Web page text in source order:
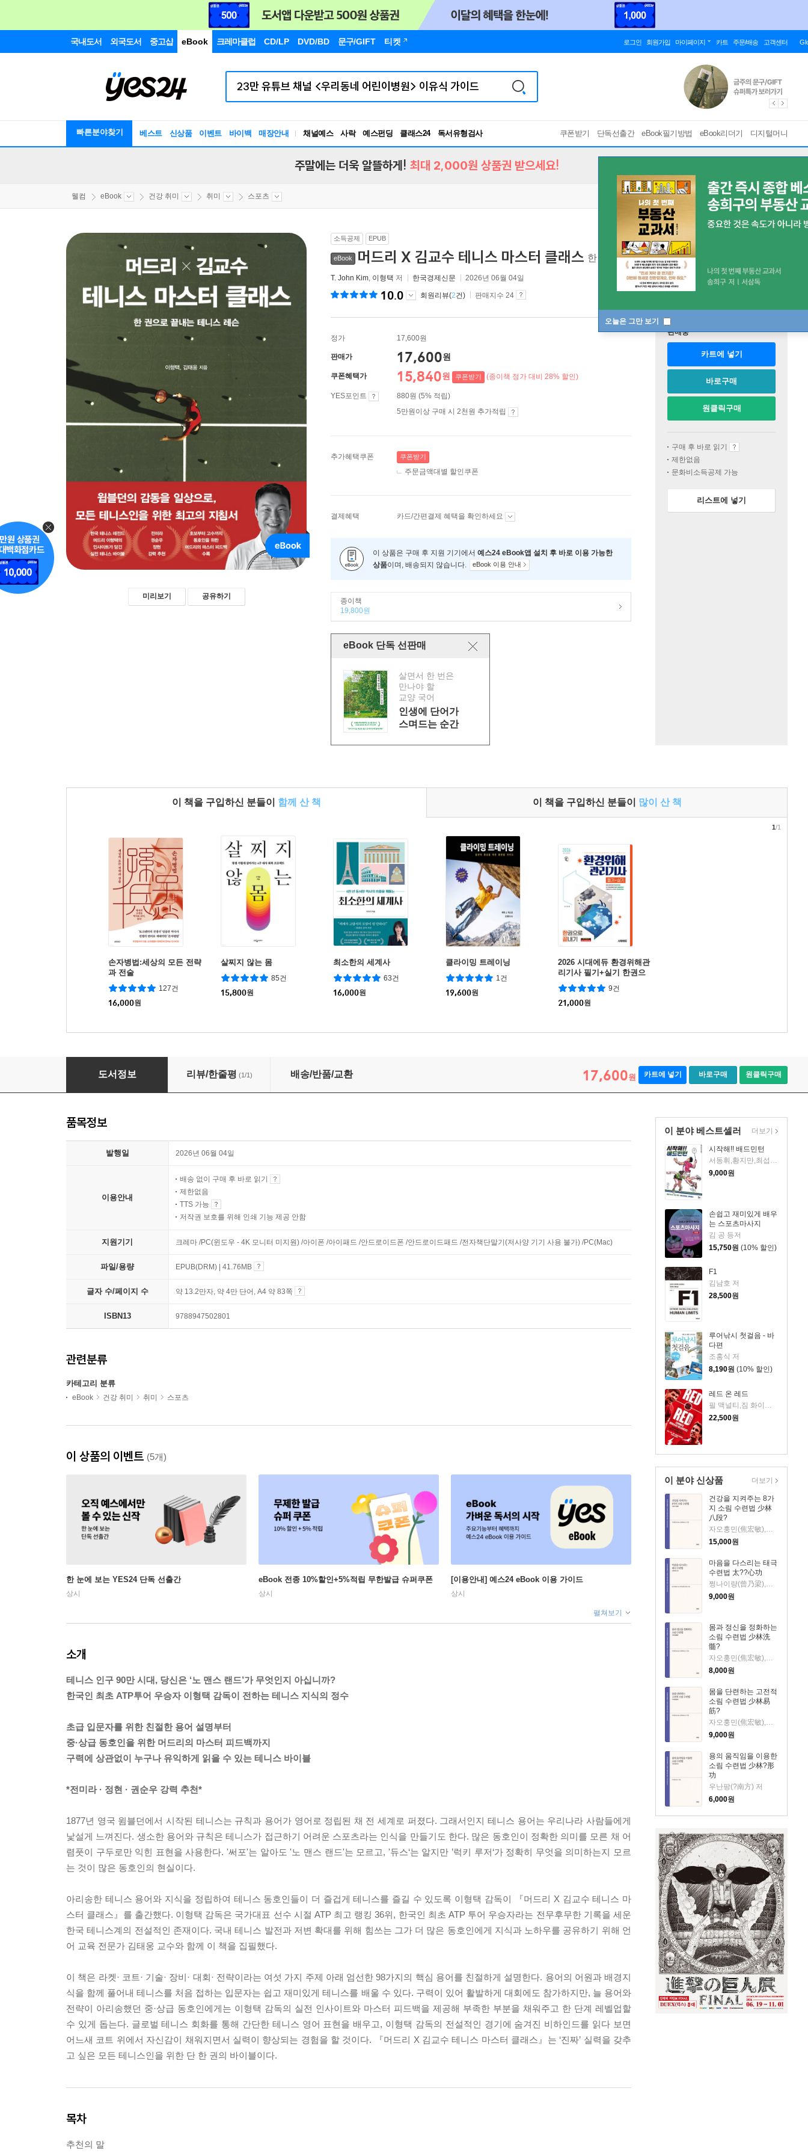
국내도서 외국도서 중고샵 eBook 크레마클럽 CD/LP DVD/BD 문구/GIFT 티켓 로그인 회원가입 마이페이지 카트 주문/배송 고객센터
빠른분야찾기 베스트 신상품 이벤트 바이백 매장안내 채널예스 사락 예스펀딩 클래스24
독서유형검사
RBTI Lab
쿠폰받기 단독선출간 eBook필기방법 eBook리더기 디지털머니
오늘은 그만 보기
주말에는 더욱 알뜰하게! 최대 2,000원 상품권 받으세요!
웰컴 eBook 건강 취미 취미 스포츠
미리보기 공유하기
소득공제 EPUB
eBook 머드리 X 김교수 테니스 마스터 클래스 한 권으로 끝내는 테니스 레슨
T. John Kim, 이형택 저 한국경제신문 2026년 06월 04일
10.0 회원리뷰(2건) 판매지수 24
정가 17,600원
판매가 17,600원
쿠폰혜택가 15,840원 쿠폰받기 (종이책 정가 대비 28% 할인)
YES포인트
880원 (5% 적립)
5만원이상 구매 시 2천원 추가적립
추가혜택쿠폰 쿠폰받기
주문금액대별 할인쿠폰
결제혜택 카드/간편결제 혜택을 확인하세요
이 상품은 구매 후 지원 기기에서 예스24 eBook앱 설치 후 바로 이용 가능한
상품이며, 배송되지 않습니다. eBook 이용 안내
종이책
19,800원
eBook 단독 선판매
살면서 한 번은
만나야 할
교양 국어
인생에 단어가
스며드는 순간
판매중
카트에 넣기
바로구매
원클릭구매
구매 후 바로 읽기
제한없음
문화비소득공제 가능
리스트에 넣기
이 책을 구입하신 분들이 함께 산 책 이 책을 구입하신 분들이 많이 산 책
손자병법:세상의 모든 전략
과 전술
127건
16,000원
살찌지 않는 몸
85건
15,800원
최소한의 세계사
63건
16,000원
클라이밍 트레이닝
1건
19,600원
2026 시대에듀 환경위해관
리기사 필기+실기 한권으
로 끝내기
9건
21,000원
1/1
머드리 X 김교수 테니스 마스터 클래스
도서정보 리뷰/한줄평 (1/1) 배송/반품/교환 17,600원 카트에 넣기 바로구매 원클릭구매
이 분야 베스트셀러
시작해!! 배드민턴
9,000원
손쉽고 재미있게 배우
는 스포츠마사지
김 공 등저
15,750원 (10% 할인)
F1
김남호 저
28,500원
루어낚시 첫걸음 - 바
다편
조홍식 저
8,190원 (10% 할인)
레드 온 레드
필 맥널티,짐 화이트 공저/홍재민 역
22,500원
더보기
이 분야 신상품
건강을 지켜주는 8가
지 소림 수련법 少林
八段?
자오훙민(焦宏敏),한젠윈(??云) 저
15,000원
마음을 다스리는 태극
수련법 太??心功
쩡나이량(曾乃梁),웨이샹롄(?香?) 저
9,000원
몸과 정신을 정화하는
소림 수련법 少林洗
髓?
자오훙민(焦宏敏),한젠윈(??云) 저
8,000원
몸을 단련하는 고전적
소림 수련법 少林易
筋?
자오훙민(焦宏敏),한젠윈(??云) 저
9,000원
용의 움직임을 이용한
소림 수련법 少林?形
功
우난팡(?南方) 저
6,000원
더보기
품목정보
발행일 2026년 06월 04일
이용안내
배송 없이 구매 후 바로 읽기
제한없음
TTS 가능
저작권 보호를 위해 인쇄 기능 제공 안함
지원기기 크레마 /PC(윈도우 - 4K 모니터 미지원) /아이폰 /아이패드 /안드로이드폰 /안드로이드패드 /전자책단말기(저사양 기기 사용 불가) /PC(Mac)
파일/용량 EPUB(DRM) | 41.76MB
글자 수/페이지 수 약 13.2만자, 약 4만 단어, A4 약 83쪽
ISBN13 9788947502801
관련분류
카테고리 분류
eBook 건강 취미 취미 스포츠
이 상품의 이벤트 (5개)
한 눈에 보는 YES24 단독 선출간
상시
eBook 전종 10%할인+5%적립 무한발급 슈퍼쿠폰
상시
[이용안내] 예스24 eBook 이용 가이드
상시
펼쳐보기
소개
테니스 인구 90만 시대, 당신은 ‘노 맨스 랜드’가 무엇인지 아십니까?
한국인 최초 ATP투어 우승자 이형택 감독이 전하는 테니스 지식의 정수
초급 입문자를 위한 친절한 용어 설명부터
중·상급 동호인을 위한 머드리의 마스터 피드백까지
구력에 상관없이 누구나 유익하게 읽을 수 있는 테니스 바이블
*전미라 · 정현 · 권순우 강력 추천*
1877년 영국 윔블던에서 시작된 테니스는 규칙과 용어가 영어로 정립된 채 전 세계로 퍼졌다. 그래서인지 테니스 용어는 우리나라 사람들에게
낯설게 느껴진다. 생소한 용어와 규칙은 테니스가 접근하기 어려운 스포츠라는 인식을 만들기도 한다. 많은 동호인이 정확한 의미를 모른 채 어
렴풋이 구두로만 익힌 표현을 사용한다. '써포'는 알아도 '노 맨스 랜드'는 모르고, '듀스‘는 알지만 ’럭키 루저‘가 정확히 무엇을 의미하는지 모르
는 것이 많은 동호인의 현실이다.
아리송한 테니스 용어와 지식을 정립하여 테니스 동호인들이 더 즐겁게 테니스를 즐길 수 있도록 이형택 감독이 『머드리 X 김교수 테니스 마
스터 클래스』를 출간했다. 이형택 감독은 국가대표 선수 시절 ATP 최고 랭킹 36위, 한국인 최초 ATP 투어 우승자라는 전무후무한 기록을 세운
한국 테니스계의 전설적인 존재이다. 국내 테니스 발전과 저변 확대를 위해 힘쓰는 그가 더 많은 동호인에게 지식과 노하우를 공유하기 위해 언
어 교육 전문가 김태웅 교수와 함께 이 책을 집필했다.
이 책은 라켓· 코트· 기술· 장비· 대회· 전략이라는 여섯 가지 주제 아래 엄선한 98가지의 핵심 용어를 친절하게 설명한다. 용어의 어원과 배경지
식을 함께 풀어내 테니스를 처음 접하는 입문자는 쉽고 재미있게 테니스를 배울 수 있다. 구력이 있어 활발하게 대회에도 참가하지만, 늘 용어와
전략이 아리송했던 중·상급 동호인에게는 이형택 감독의 실전 인사이트와 마스터 피드백을 제공해 부족한 부분을 채워주고 한 단계 레벨업할
수 있게 돕는다. 글로벌 테니스 회화를 통해 간단한 테니스 영어 표현을 배우고, 이형택 감독의 전설적인 경기에 숨겨진 비하인드를 읽다 보면
어느새 코트 위에서 자신감이 채워지면서 실력이 향상되는 경험을 할 것이다. 『머드리 X 김교수 테니스 마스터 클래스』는 ‘진짜’ 실력을 갖추
고 싶은 모든 테니스인을 위한 단 한 권의 바이블이다.
목차
추천의 말